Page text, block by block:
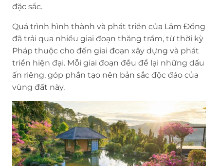
đặc sắc.
Quá trình hình thành và phát triển của Lâm Đồng
đã trải qua nhiều giai đoạn thăng trầm, từ thời kỳ
Pháp thuộc cho đến giai đoạn xây dựng và phát
triển hiện đại. Mỗi giai đoạn đều để lại những dấu
ấn riêng, góp phần tạo nên bản sắc độc đáo của
vùng đất này.